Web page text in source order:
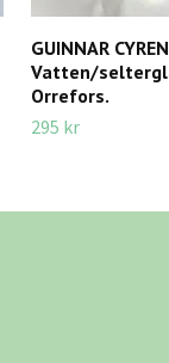
GUINNAR
Vatten/
Orrefors.
295 kr